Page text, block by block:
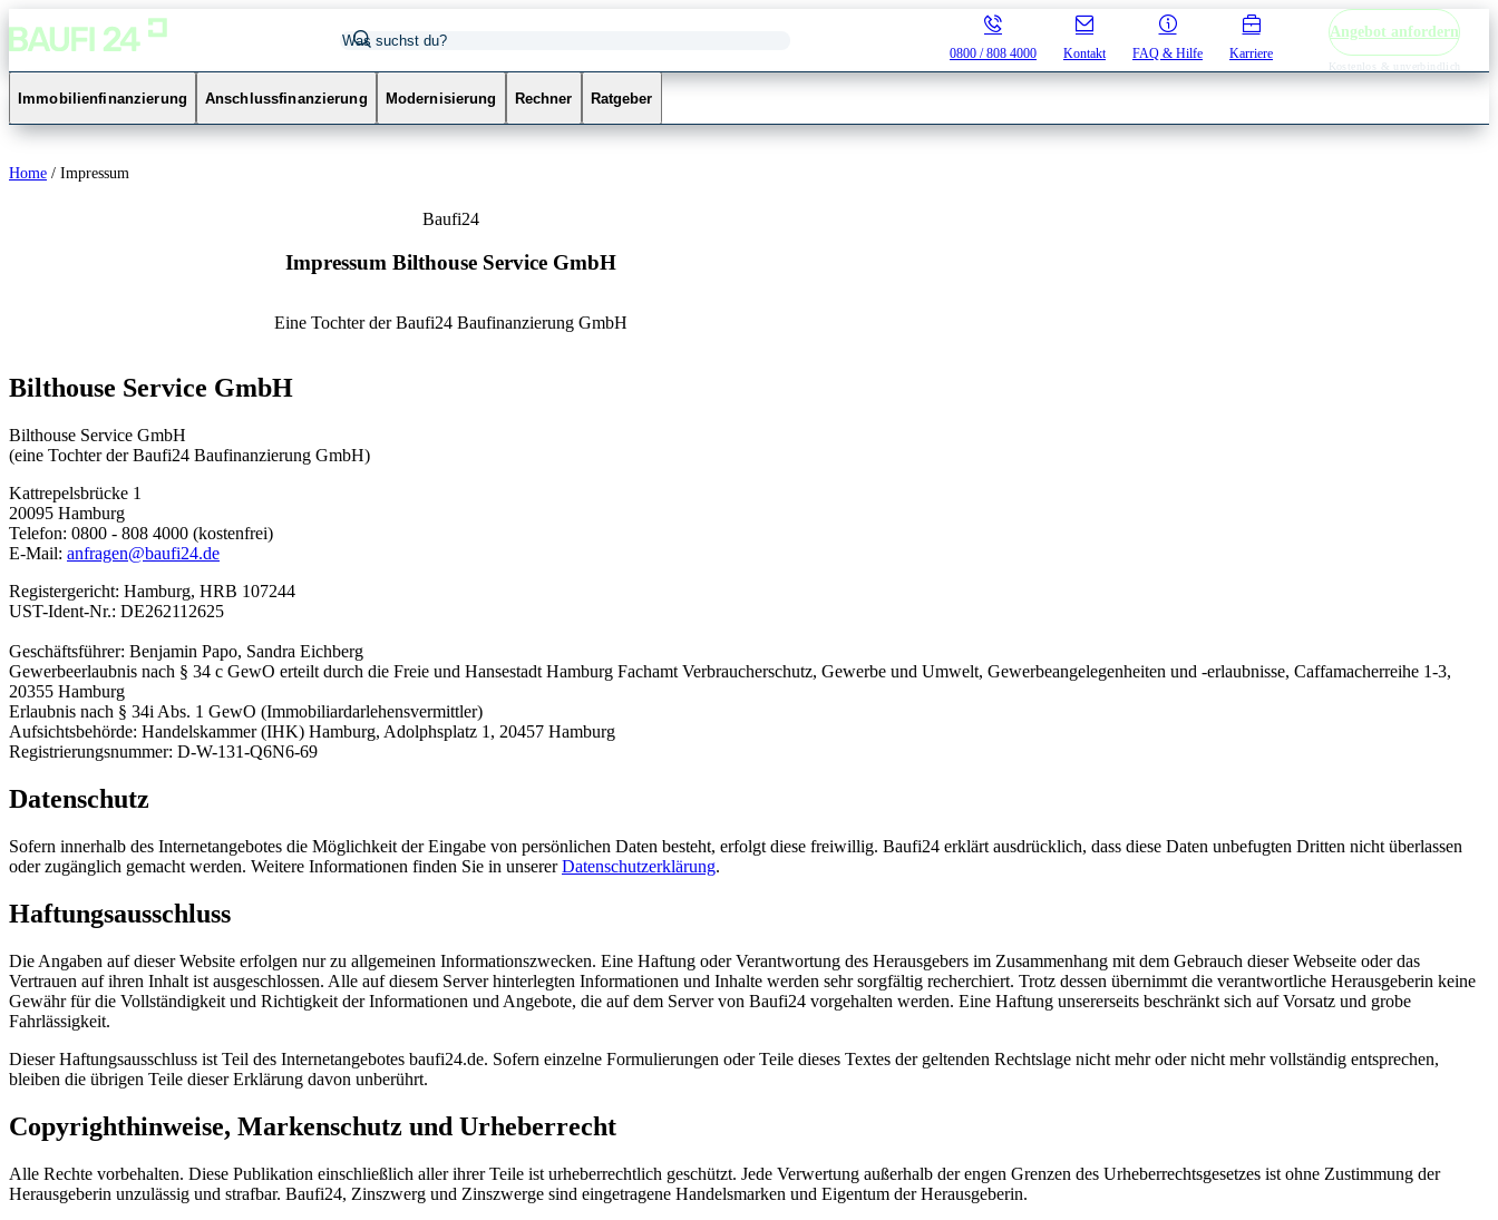
0800 / 808 4000 Kontakt FAQ & Hilfe Karriere
Angebot anfordern
Kostenlos & unverbindlich
Immobilienfinanzierung Anschlussfinanzierung Modernisierung Rechner Ratgeber
Home / Impressum
Baufi24
Impressum Bilthouse Service GmbH
Eine Tochter der Baufi24 Baufinanzierung GmbH
Bilthouse Service GmbH
Bilthouse Service GmbH
(eine Tochter der Baufi24 Baufinanzierung GmbH)
Kattrepelsbrücke 1
20095 Hamburg
Telefon: 0800 - 808 4000 (kostenfrei)
E-Mail: anfragen@baufi24.de
Registergericht: Hamburg, HRB 107244
UST-Ident-Nr.: DE262112625
Geschäftsführer: Benjamin Papo, Sandra Eichberg
Gewerbeerlaubnis nach § 34 c GewO erteilt durch die Freie und Hansestadt Hamburg Fachamt Verbraucherschutz, Gewerbe und Umwelt, Gewerbeangelegenheiten und -erlaubnisse, Caffamacherreihe 1-3,
20355 Hamburg
Erlaubnis nach § 34i Abs. 1 GewO (Immobiliardarlehensvermittler)
Aufsichtsbehörde: Handelskammer (IHK) Hamburg, Adolphsplatz 1, 20457 Hamburg
Registrierungsnummer: D-W-131-Q6N6-69
Datenschutz
Sofern innerhalb des Internetangebotes die Möglichkeit der Eingabe von persönlichen Daten besteht, erfolgt diese freiwillig. Baufi24 erklärt ausdrücklich, dass diese Daten unbefugten Dritten nicht überlassen
oder zugänglich gemacht werden. Weitere Informationen finden Sie in unserer Datenschutzerklärung.
Haftungsausschluss
Die Angaben auf dieser Website erfolgen nur zu allgemeinen Informationszwecken. Eine Haftung oder Verantwortung des Herausgebers im Zusammenhang mit dem Gebrauch dieser Webseite oder das
Vertrauen auf ihren Inhalt ist ausgeschlossen. Alle auf diesem Server hinterlegten Informationen und Inhalte werden sehr sorgfältig recherchiert. Trotz dessen übernimmt die verantwortliche Herausgeberin keine
Gewähr für die Vollständigkeit und Richtigkeit der Informationen und Angebote, die auf dem Server von Baufi24 vorgehalten werden. Eine Haftung unsererseits beschränkt sich auf Vorsatz und grobe
Fahrlässigkeit.
Dieser Haftungsausschluss ist Teil des Internetangebotes baufi24.de. Sofern einzelne Formulierungen oder Teile dieses Textes der geltenden Rechtslage nicht mehr oder nicht mehr vollständig entsprechen,
bleiben die übrigen Teile dieser Erklärung davon unberührt.
Copyrighthinweise, Markenschutz und Urheberrecht
Alle Rechte vorbehalten. Diese Publikation einschließlich aller ihrer Teile ist urheberrechtlich geschützt. Jede Verwertung außerhalb der engen Grenzen des Urheberrechtsgesetzes ist ohne Zustimmung der
Herausgeberin unzulässig und strafbar. Baufi24, Zinszwerg und Zinszwerge sind eingetragene Handelsmarken und Eigentum der Herausgeberin.